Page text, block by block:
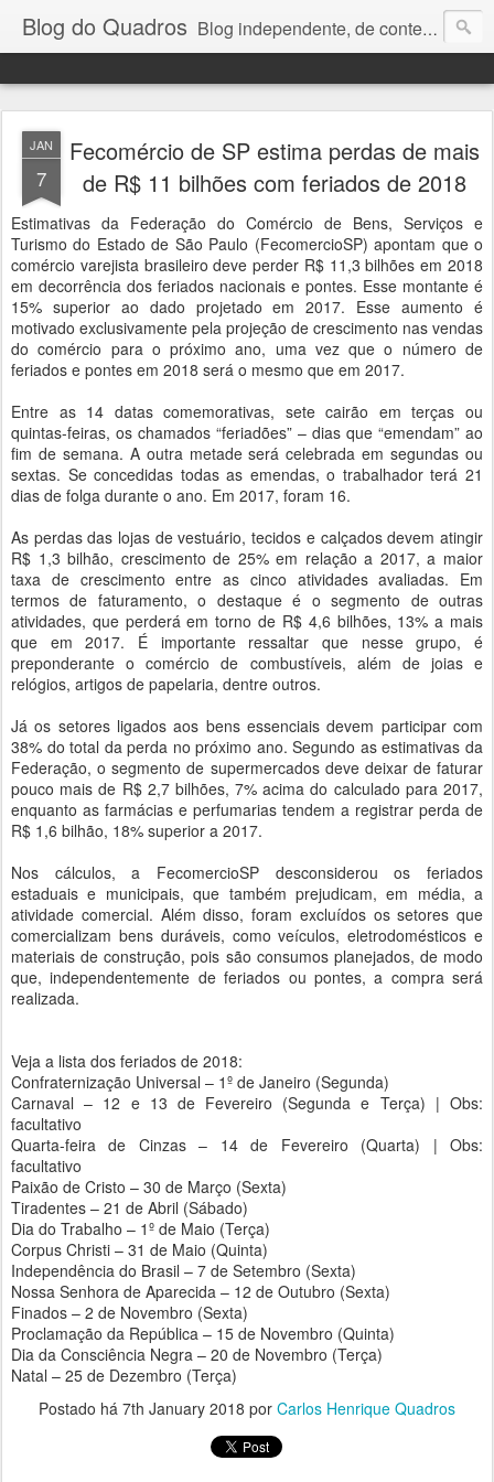
Blog do Quadros Blog independente, de conteúdo noticioso, com foco em economia, negócios, política e atualidades. e-mail do editor: chquadros2@gmail.com
JAN
7
Fecomércio de SP estima perdas de mais
de R$ 11 bilhões com feriados de 2018
Estimativas da Federação do Comércio de Bens, Serviços e
Turismo do Estado de São Paulo (FecomercioSP) apontam que o
comércio varejista brasileiro deve perder R$ 11,3 bilhões em 2018
em decorrência dos feriados nacionais e pontes. Esse montante é
15% superior ao dado projetado em 2017. Esse aumento é
motivado exclusivamente pela projeção de crescimento nas vendas
do comércio para o próximo ano, uma vez que o número de
feriados e pontes em 2018 será o mesmo que em 2017.
Entre as 14 datas comemorativas, sete cairão em terças ou
quintas-feiras, os chamados “feriadões” – dias que “emendam” ao
fim de semana. A outra metade será celebrada em segundas ou
sextas. Se concedidas todas as emendas, o trabalhador terá 21
dias de folga durante o ano. Em 2017, foram 16.
As perdas das lojas de vestuário, tecidos e calçados devem atingir
R$ 1,3 bilhão, crescimento de 25% em relação a 2017, a maior
taxa de crescimento entre as cinco atividades avaliadas. Em
termos de faturamento, o destaque é o segmento de outras
atividades, que perderá em torno de R$ 4,6 bilhões, 13% a mais
que em 2017. É importante ressaltar que nesse grupo, é
preponderante o comércio de combustíveis, além de joias e
relógios, artigos de papelaria, dentre outros.
Já os setores ligados aos bens essenciais devem participar com
38% do total da perda no próximo ano. Segundo as estimativas da
Federação, o segmento de supermercados deve deixar de faturar
pouco mais de R$ 2,7 bilhões, 7% acima do calculado para 2017,
enquanto as farmácias e perfumarias tendem a registrar perda de
R$ 1,6 bilhão, 18% superior a 2017.
Nos cálculos, a FecomercioSP desconsiderou os feriados
estaduais e municipais, que também prejudicam, em média, a
atividade comercial. Além disso, foram excluídos os setores que
comercializam bens duráveis, como veículos, eletrodomésticos e
materiais de construção, pois são consumos planejados, de modo
que, independentemente de feriados ou pontes, a compra será
realizada.
Veja a lista dos feriados de 2018:
Confraternização Universal – 1º de Janeiro (Segunda)
Carnaval – 12 e 13 de Fevereiro (Segunda e Terça) | Obs:
facultativo
Quarta-feira de Cinzas – 14 de Fevereiro (Quarta) | Obs:
facultativo
Paixão de Cristo – 30 de Março (Sexta)
Tiradentes – 21 de Abril (Sábado)
Dia do Trabalho – 1º de Maio (Terça)
Corpus Christi – 31 de Maio (Quinta)
Independência do Brasil – 7 de Setembro (Sexta)
Nossa Senhora de Aparecida – 12 de Outubro (Sexta)
Finados – 2 de Novembro (Sexta)
Proclamação da República – 15 de Novembro (Quinta)
Dia da Consciência Negra – 20 de Novembro (Terça)
Natal – 25 de Dezembro (Terça)
Postado há 7th January 2018 por Carlos Henrique Quadros